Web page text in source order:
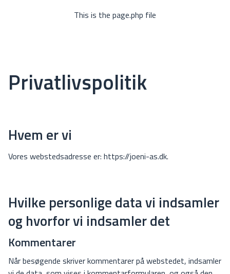
This is the page.php file
Privatlivspolitik
Hvem er vi
Vores webstedsadresse er: https://joeni-as.dk.
Hvilke personlige data vi indsamler
og hvorfor vi indsamler det
Kommentarer
Når besøgende skriver kommentarer på webstedet, indsamler